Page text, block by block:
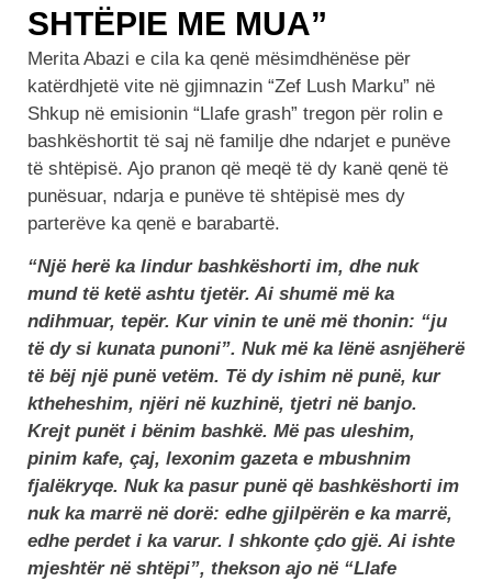
SHTËPIE ME MUA”
Merita Abazi e cila ka qenë mësimdhënëse për
katërdhjetë vite në gjimnazin “Zef Lush Marku” në
Shkup në emisionin “Llafe grash” tregon për rolin e
bashkëshortit të saj në familje dhe ndarjet e punëve
të shtëpisë. Ajo pranon që meqë të dy kanë qenë të
punësuar, ndarja e punëve të shtëpisë mes dy
parterëve ka qenë e barabartë.
“Një herë ka lindur bashkëshorti im, dhe nuk
mund të ketë ashtu tjetër. Ai shumë më ka
ndihmuar, tepër. Kur vinin te unë më thonin: “ju
të dy si kunata punoni”. Nuk më ka lënë asnjëherë
të bëj një punë vetëm. Të dy ishim në punë, kur
ktheheshim, njëri në kuzhinë, tjetri në banjo.
Krejt punët i bënim bashkë. Më pas uleshim,
pinim kafe, çaj, lexonim gazeta e mbushnim
fjalëkryqe. Nuk ka pasur punë që bashkëshorti im
nuk ka marrë në dorë: edhe gjilpërën e ka marrë,
edhe perdet i ka varur. I shkonte çdo gjë. Ai ishte
mjeshtër në shtëpi”, thekson ajo në “Llafe